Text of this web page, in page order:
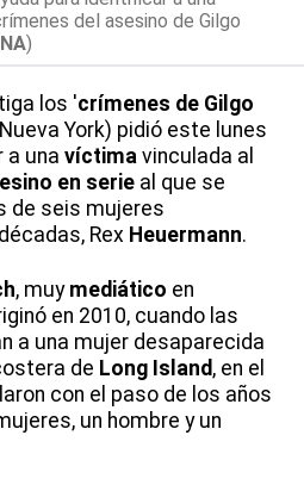
del asesino de Gilgo
)
los 'crímenes de Gilgo
York) pidió este lunes
a una víctima vinculada al
en serie al que se
de seis mujeres
Rex Heuermann.
, muy mediático en
en 2010, cuando las
a una mujer desaparecida
de Long Island, en el
con el paso de los años
un hombre y un